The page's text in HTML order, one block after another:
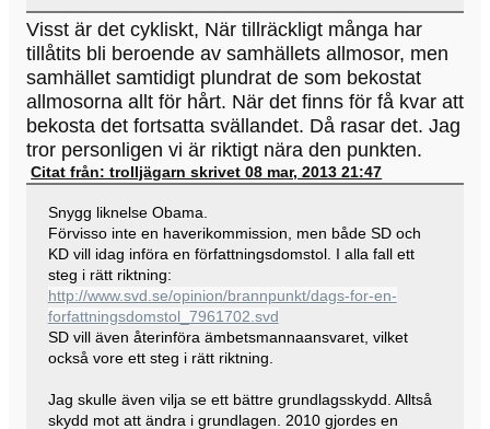
Visst är det cykliskt, När tillräckligt många har
tillåtits bli beroende av samhällets allmosor, men
samhället samtidigt plundrat de som bekostat
allmosorna allt för hårt. När det finns för få kvar att
bekosta det fortsatta svällandet. Då rasar det. Jag
tror personligen vi är riktigt nära den punkten.
Citat från: trolljägarn skrivet 08 mar, 2013 21:47
Snygg liknelse Obama.
Förvisso inte en haverikommission, men både SD och
KD vill idag införa en författningsdomstol. I alla fall ett
steg i rätt riktning:
http://www.svd.se/opinion/brannpunkt/dags-for-en-
forfattningsdomstol_7961702.svd
SD vill även återinföra ämbetsmannaansvaret, vilket
också vore ett steg i rätt riktning.
Jag skulle även vilja se ett bättre grundlagsskydd. Alltså
skydd mot att ändra i grundlagen. 2010 gjordes en